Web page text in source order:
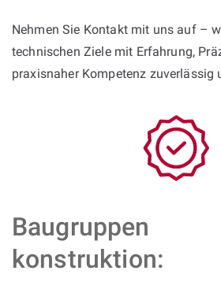
Nehmen Sie Kontakt mit uns auf –
technischen Ziele mit Erfahrung,
praxisnaher Kompetenz zuverlässig
Baugruppen
konstruktion: